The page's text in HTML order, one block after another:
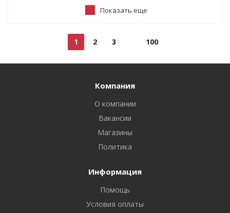
Показать еще
1 2 3 100
Компания
О компании
Вакансии
Магазины
Политика
Информация
Помощь
Условия оплаты